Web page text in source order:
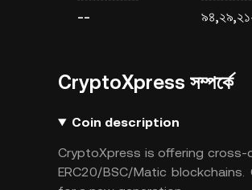
--
CryptoXpress সম্পর্কে
Coin description
CryptoXpress is offering cross-
ERC20/BSC/Matic